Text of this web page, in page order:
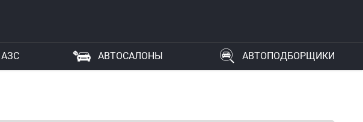
АЗС АВТОСАЛОНЫ АВТОПОДБОРЩИКИ